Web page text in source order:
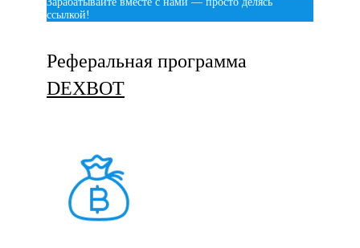
ссылкой!
Реферальная программа
DEXBOT